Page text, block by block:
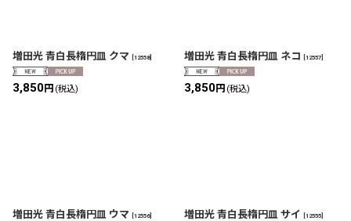
増田光 青白長楕円皿 クマ [12558]
3,850円 (税込)
増田光 青白長楕円皿 ネコ [12557]
3,850円 (税込)
増田光 青白長楕円皿 ウマ 12556] 増田光 青白長楕円皿 サイ 12555